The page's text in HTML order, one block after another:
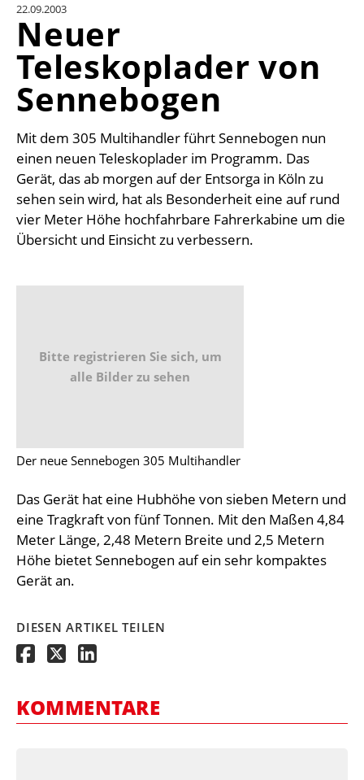
22.09.2003
Neuer
Teleskoplader von
Sennebogen
Mit dem 305 Multihandler führt Sennebogen nun
einen neuen Teleskoplader im Programm. Das
Gerät, das ab morgen auf der Entsorga in Köln zu
sehen sein wird, hat als Besonderheit eine auf rund
vier Meter Höhe hochfahrbare Fahrerkabine um die
Übersicht und Einsicht zu verbessern.
Bitte registrieren Sie sich, um
alle Bilder zu sehen
Der neue Sennebogen 305 Multihandler
Das Gerät hat eine Hubhöhe von sieben Metern und
eine Tragkraft von fünf Tonnen. Mit den Maßen 4,84
Meter Länge, 2,48 Metern Breite und 2,5 Metern
Höhe bietet Sennebogen auf ein sehr kompaktes
Gerät an.
DIESEN ARTIKEL TEILEN
KOMMENTARE